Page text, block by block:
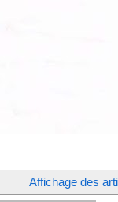
Affichage des